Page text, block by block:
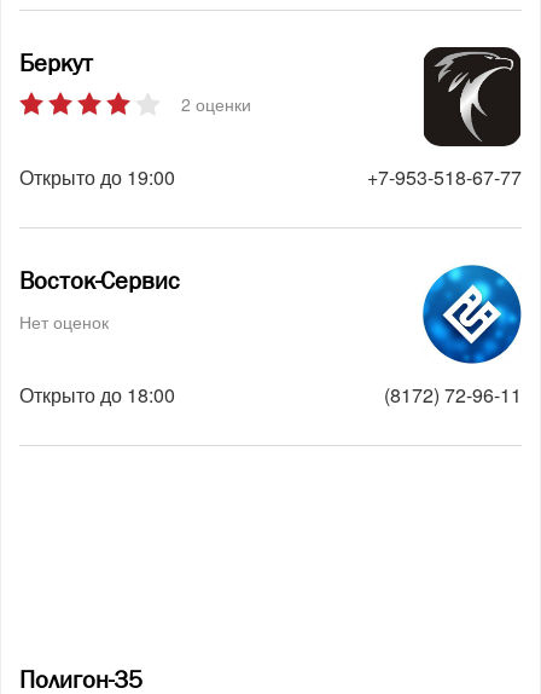
Беркут
2 оценки
Открыто до 19:00 +7-953-518-67-77
Восток-Сервис
Нет оценок
Открыто до 18:00 (8172) 72-96-11
Полигон-35